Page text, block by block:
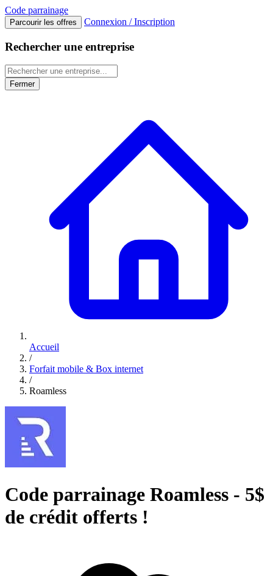
Code parrainage
Parcourir les offres Connexion / Inscription
Rechercher une entreprise
Fermer
Accueil
/
Forfait mobile & Box internet
/
Roamless
Code parrainage Roamless - 5$
de crédit offerts !